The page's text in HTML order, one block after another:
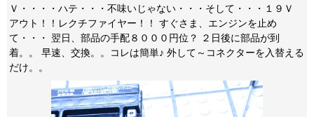
Ｖ・・・・ハテ・・・不味いじゃない・・・そして・・・１９Ｖ
アウト！！レクチファイヤー！！ すぐさま、エンジンを止め
て・・・ 翌日、部品の手配８０００円位？ ２日後に部品が到
着。。 早速、交換。。コレは簡単♪ 外して～コネクターを入替える
だけ。。